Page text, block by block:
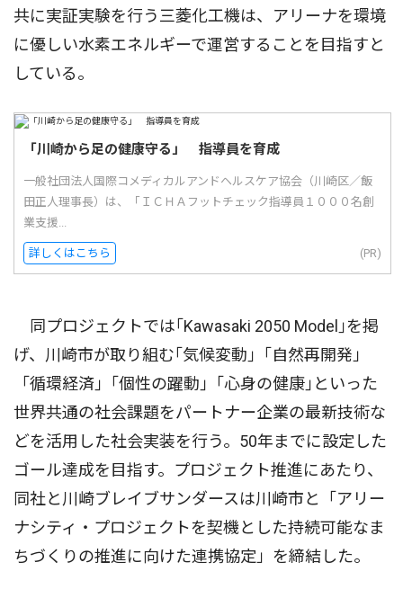
共に実証実験を行う三菱化工機は、アリーナを環境
に優しい水素エネルギーで運営することを目指すと
している。
「川崎から足の健康守る」 指導員を育成
一般社団法人国際コメディカルアンドヘルスケア協会（川崎区／飯
田正人理事長）は、「ＩＣＨＡフットチェック指導員１０００名創
業支援...
詳しくはこちら (PR)
同プロジェクトでは｢Kawasaki 2050 Model｣を掲
げ、川崎市が取り組む｢気候変動｣「自然再開発」
「循環経済｣「個性の躍動｣「心身の健康｣といった
世界共通の社会課題をパートナー企業の最新技術な
どを活用した社会実装を行う。50年までに設定した
ゴール達成を目指す。プロジェクト推進にあたり、
同社と川崎ブレイブサンダースは川崎市と「アリー
ナシティ・プロジェクトを契機とした持続可能なま
ちづくりの推進に向けた連携協定」を締結した。